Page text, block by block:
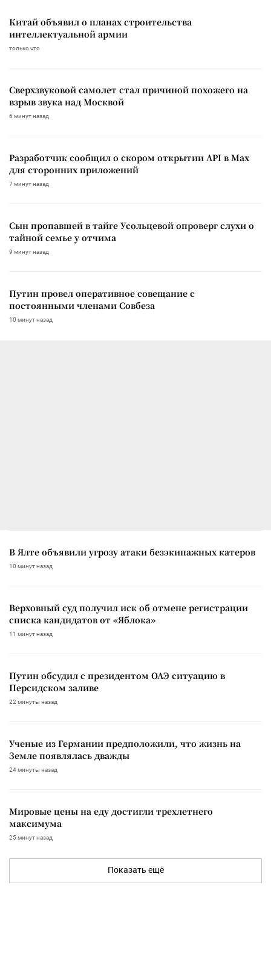
Китай объявил о планах строительства
интеллектуальной армии
только что
Сверхзвуковой самолет стал причиной похожего на
взрыв звука над Москвой
6 минут назад
Разработчик сообщил о скором открытии API в Max
для сторонних приложений
7 минут назад
Сын пропавшей в тайге Усольцевой опроверг слухи о
тайной семье у отчима
9 минут назад
Путин провел оперативное совещание с
постоянными членами Совбеза
10 минут назад
В Ялте объявили угрозу атаки безэкипажных катеров
10 минут назад
Верховный суд получил иск об отмене регистрации
списка кандидатов от «Яблока»
11 минут назад
Путин обсудил с президентом ОАЭ ситуацию в
Персидском заливе
22 минуты назад
Ученые из Германии предположили, что жизнь на
Земле появлялась дважды
24 минуты назад
Мировые цены на еду достигли трехлетнего
максимума
25 минут назад
Показать ещё